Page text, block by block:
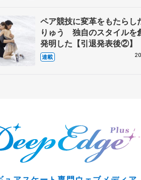
ペア競技に変革をもたらし
りゅう 独自のスタイルを
発明した【引退発表後②】
連載